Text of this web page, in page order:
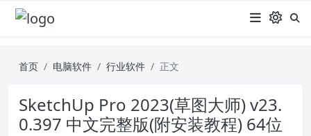
首页 电脑软件 行业软件 正文
SketchUp Pro 2023(草图大师) v23.
0.397 中文完整版(附安装教程) 64位